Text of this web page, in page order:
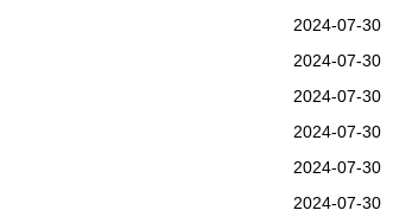
2024-07-30
2024-07-30
2024-07-30
2024-07-30
2024-07-30
2024-07-30